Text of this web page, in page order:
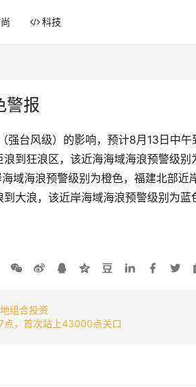
科技
警报
强台风级）的影响，预计8月13日
到狂浪区，该近海海域海浪预警级
域海浪预警级别为橙色，福建北部
大浪，该近岸海域海浪预警级别为
组合投资
点，首次站上43000点关口